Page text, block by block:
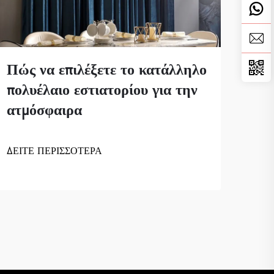
Πώς να επιλέξετε το κατάλληλο
πολυέλαιο εστιατορίου για την
ατμόσφαιρα
ΔΕΙΤΕ ΠΕΡΙΣΣΟΤΕΡΑ